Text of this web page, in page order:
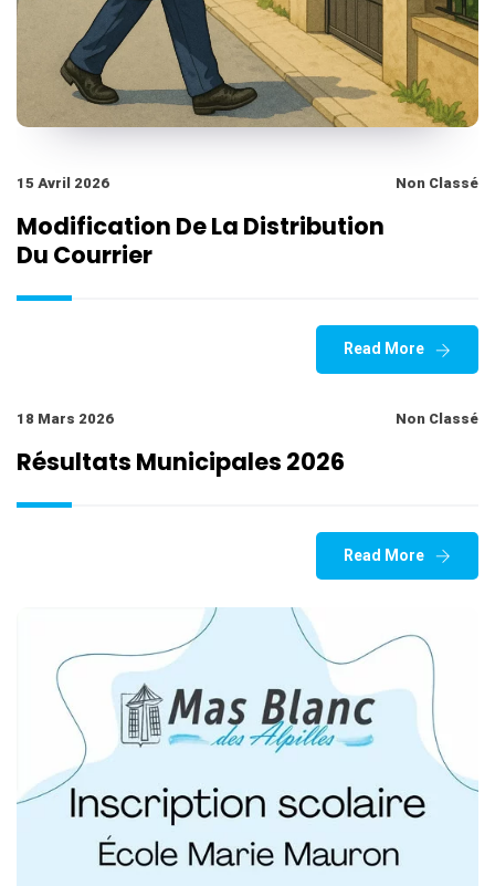
15 Avril 2026 Non Classé
Modification De La Distribution
Du Courrier
Read More
18 Mars 2026 Non Classé
Résultats Municipales 2026
Read More